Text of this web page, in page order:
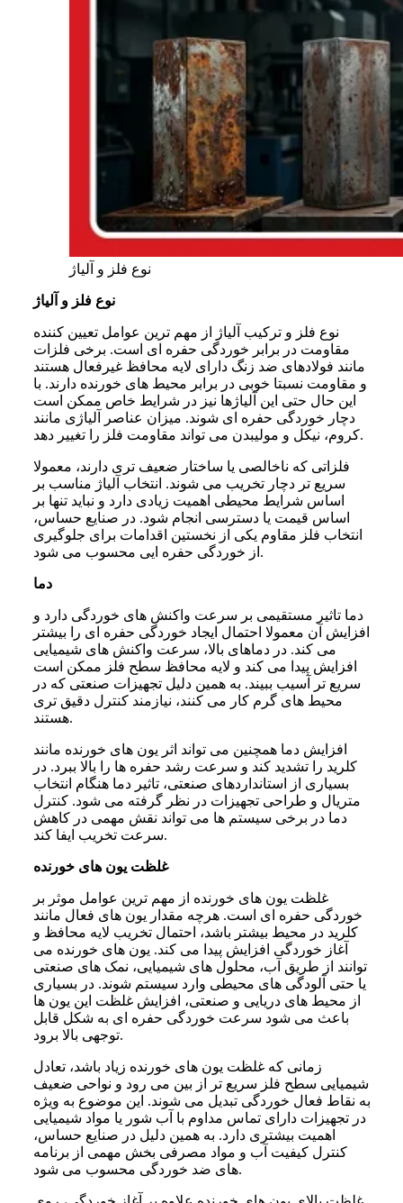
نوع فلز و آلیاژ
نوع فلز و آلیاژ
نوع فلز و ترکیب آلیاژ از مهم ترین عوامل تعیین کننده
مقاومت در برابر خوردگی حفره ای است. برخی فلزات
مانند فولادهای ضد زنگ دارای لایه محافظ غیرفعال هستند
و مقاومت نسبتا خوبی در برابر محیط های خورنده دارند. با
این حال حتی این آلیاژها نیز در شرایط خاص ممکن است
دچار خوردگی حفره ای شوند. میزان عناصر آلیاژی مانند
کروم، نیکل و مولیبدن می تواند مقاومت فلز را تغییر دهد.
فلزاتی که ناخالصی یا ساختار ضعیف تری دارند، معمولا
سریع تر دچار تخریب می شوند. انتخاب آلیاژ مناسب بر
اساس شرایط محیطی اهمیت زیادی دارد و نباید تنها بر
اساس قیمت یا دسترسی انجام شود. در صنایع حساس،
انتخاب فلز مقاوم یکی از نخستین اقدامات برای جلوگیری
از خوردگی حفره ایی محسوب می شود.
دما
دما تاثیر مستقیمی بر سرعت واکنش های خوردگی دارد و
افزایش آن معمولا احتمال ایجاد خوردگی حفره ای را بیشتر
می کند. در دماهای بالا، سرعت واکنش های شیمیایی
افزایش پیدا می کند و لایه محافظ سطح فلز ممکن است
سریع تر آسیب ببیند. به همین دلیل تجهیزات صنعتی که در
محیط های گرم کار می کنند، نیازمند کنترل دقیق تری
هستند.
افزایش دما همچنین می تواند اثر یون های خورنده مانند
کلرید را تشدید کند و سرعت رشد حفره ها را بالا ببرد. در
بسیاری از استانداردهای صنعتی، تاثیر دما هنگام انتخاب
متریال و طراحی تجهیزات در نظر گرفته می شود. کنترل
دما در برخی سیستم ها می تواند نقش مهمی در کاهش
سرعت تخریب ایفا کند.
غلظت یون های خورنده
غلظت یون های خورنده از مهم ترین عوامل موثر بر
خوردگی حفره ای است. هرچه مقدار یون های فعال مانند
کلرید در محیط بیشتر باشد، احتمال تخریب لایه محافظ و
آغاز خوردگی افزایش پیدا می کند. یون های خورنده می
توانند از طریق آب، محلول های شیمیایی، نمک های صنعتی
یا حتی آلودگی های محیطی وارد سیستم شوند. در بسیاری
از محیط های دریایی و صنعتی، افزایش غلظت این یون ها
باعث می شود سرعت خوردگی حفره ای به شکل قابل
توجهی بالا برود.
زمانی که غلظت یون های خورنده زیاد باشد، تعادل
شیمیایی سطح فلز سریع تر از بین می رود و نواحی ضعیف
به نقاط فعال خوردگی تبدیل می شوند. این موضوع به ویژه
در تجهیزات دارای تماس مداوم با آب شور یا مواد شیمیایی
اهمیت بیشتری دارد. به همین دلیل در صنایع حساس،
کنترل کیفیت آب و مواد مصرفی بخش مهمی از برنامه
های ضد خوردگی محسوب می شود.